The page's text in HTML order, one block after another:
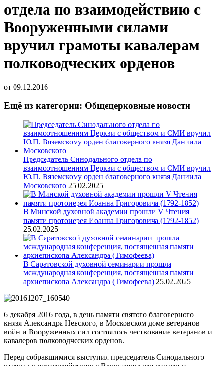
отдела по взаимодействию с
Вооруженными силами
вручил грамоты кавалерам
полководческих орденов
от 09.12.2016
Ещё из категории: Общецерковные новости
Председатель Синодального отдела по
взаимоотношениям Церкви с обществом и СМИ вручил
Ю.П. Вяземскому орден благоверного князя Даниила
Московского 25.02.2025
В Минской духовной академии прошли V Чтения
памяти протоиерея Иоанна Григоровича (1792-1852)
25.02.2025
В Саратовской духовной семинарии прошла
международная конференция, посвященная памяти
архиепископа Александра (Тимофеева) 25.02.2025
6 декабря 2016 года, в день памяти святого благоверного
князя Александра Невского, в Московском доме ветеранов
войн и Вооруженных сил состоялось чествование ветеранов и
кавалеров полководческих орденов.
Перед собравшимися выступил председатель Синодального